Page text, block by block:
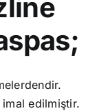
imal edilmiştir.